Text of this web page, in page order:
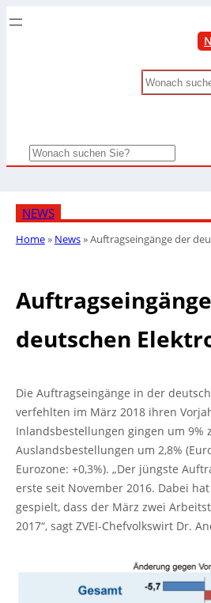
Search
Search
NEWS
Home» News»Auftragseingänge der
deutschen
Die Auftragseingänge in der
verfehlten im März 2018 ihren
Inlandsbestellungen gingen um 9%
Auslandsbestellungen um 2,8%
Eurozone: +0,3%). „Der jüngste
erste seit November 2016. Dabei
gespielt, dass der März zwei
2017“, sagt ZVEI-Chefvolkswirt Dr.